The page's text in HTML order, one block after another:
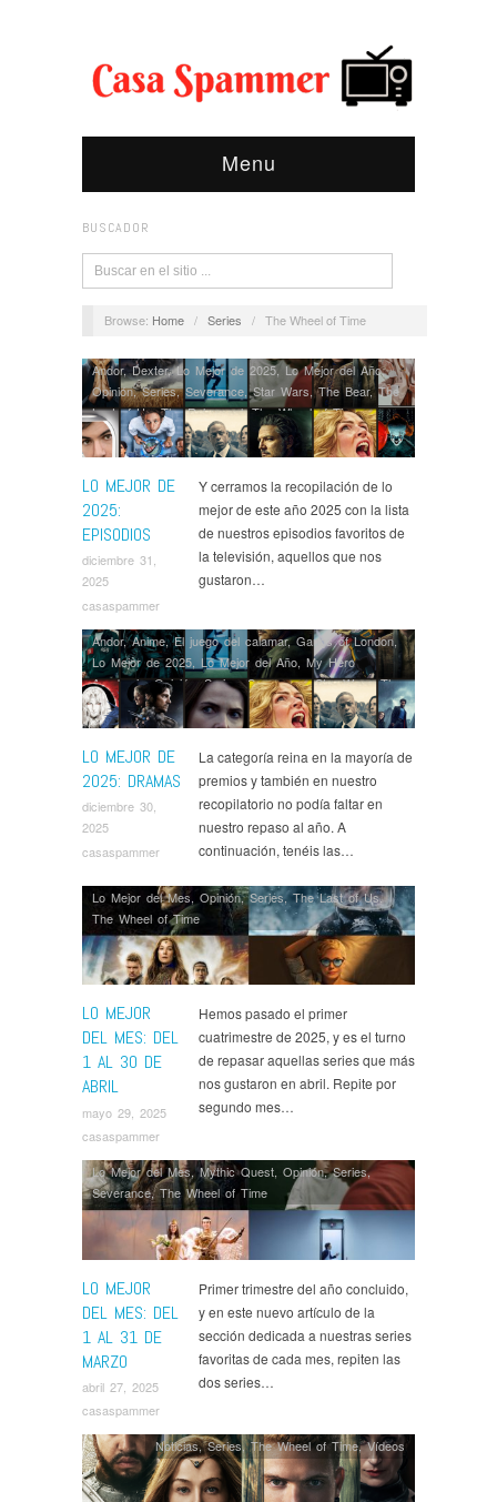
Menu
BUSCADOR
Browse: Home / Series / The Wheel of Time
LO MEJOR DE
2025:
EPISODIOS
diciembre 31,
2025
casaspammer
Andor,Dexter,Lo Mejor de 2025, Lo Mejor del Año,
Opinión,Series,Severance,Star Wars ,The Bear,The
Last of Us,The Rehearsal,The Wheel of Time
Y cerramos la recopilación de lo
mejor de este año 2025 con la lista
de nuestros episodios favoritos de
la televisión, aquellos que nos
gustaron…
LO MEJOR DE
2025: DRAMAS
diciembre 30,
2025
casaspammer
Andor,Anime,El juego del calamar,Gangs of London,
Lo Mejor de 2025, Lo Mejor del Año, My Hero
Academia, Opinión,Series,Severance,Star Wars,The
Last of Us,The Wheel of Time
La categoría reina en la mayoría de
premios y también en nuestro
recopilatorio no podía faltar en
nuestro repaso al año. A
continuación, tenéis las…
LO MEJOR
DEL MES: DEL
1 AL 30 DE
ABRIL
mayo 29, 2025
casaspammer
Lo Mejor del Mes, Opinión,Series,The Last of Us,
The Wheel of Time
Hemos pasado el primer
cuatrimestre de 2025, y es el turno
de repasar aquellas series que más
nos gustaron en abril. Repite por
segundo mes…
LO MEJOR
DEL MES: DEL
1 AL 31 DE
MARZO
abril 27, 2025
casaspammer
Lo Mejor del Mes,Mythic Quest, Opinión,Series,
Severance,The Wheel of Time
Primer trimestre del año concluido,
y en este nuevo artículo de la
sección dedicada a nuestras series
favoritas de cada mes, repiten las
dos series…
Noticias,Series,The Wheel of Time,Ví­deos